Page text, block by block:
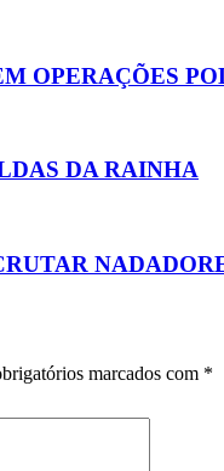
OPERAÇÕES
DA RAINHA
marcados com *